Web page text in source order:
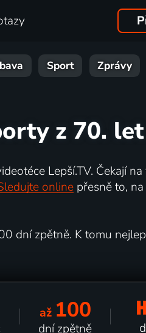
Sport Zprávy
z 70.
Lepší.TV. Čekají
onlinepřesně to, na
dní zpětně. K tomu
až 100
dní zpětně